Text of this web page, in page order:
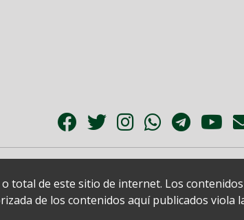
total de este sitio de internet. Los
de los contenidos aquí publicados viola